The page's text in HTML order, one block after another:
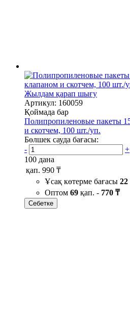
Жылдам қарап шығу
Артикул: 160059
Қоймада бар
Полипропиленовые пакеты
и скотчем, 100 шт./уп.
Бөлшек сауда бағасы:
-
+
100 дана
қап. 990 ₸
Ұсақ көтерме бағасы 22
Оптом 69 қап. - 770 ₸
Себетке